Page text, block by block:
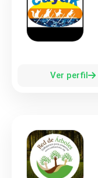
Ver perfil